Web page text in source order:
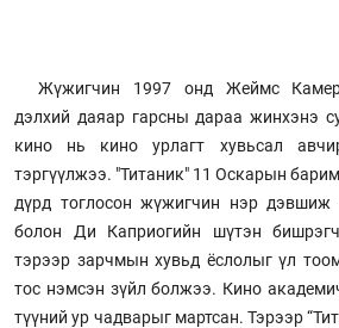
Жүжигчин 1997 онд Жеймс
дэлхий даяар гарсны дараа жинхэнэ
кино нь кино урлагт хувьсал
тэргүүлжээ. "Титаник" 11 Оскарын
дүрд тоглосон жүжигчин нэр
болон Ди Каприогийн шүтэн
тэрээр зарчмын хувьд ёслолыг үл
тос нэмсэн зүйл болжээ. Кино
түүний ур чадварыг мартсан. Тэрээр